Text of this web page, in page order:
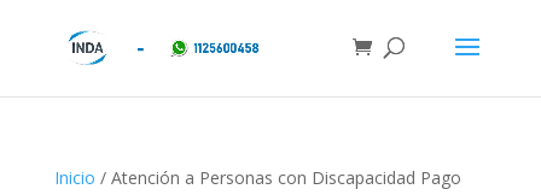
Inicio / Atención a Personas con Discapacidad Pago